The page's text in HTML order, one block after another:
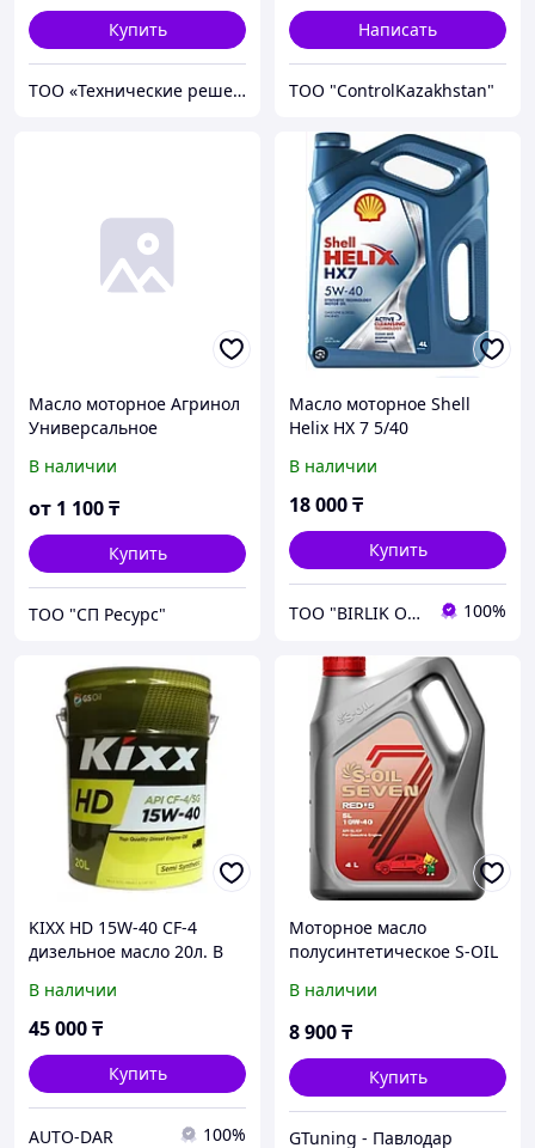
Купить
ТОО «Технические решения»
Написать
ТОО "ControlKazakhstan"
Масло моторное Агринол
Универсальное
полусинтетическое
В наличии
от 1 100₸
Купить
ТОО "СП Ресурс"
Масло моторное Shell
Helix HX 7 5/40
В наличии
18 000₸
Купить
ТОО "BIRLIK OIL" 100%
KIXX HD 15W-40 CF-4
дизельное масло 20л. В
В наличии
45 000₸
Купить
AUTO-DAR 100%
Моторное масло
полусинтетическое S-OIL
В наличии
8 900₸
Купить
GTuning - Павлодар